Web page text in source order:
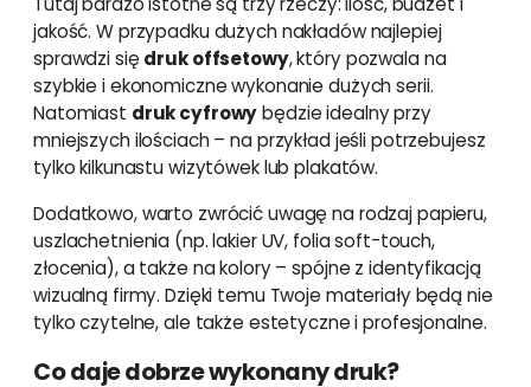
jakość. W przypadku dużych nakładów najlepiej
sprawdzi się druk offsetowy, który pozwala na
szybkie i ekonomiczne wykonanie dużych serii.
Natomiast druk cyfrowybędzie idealny przy
mniejszych ilościach – na przykład jeśli potrzebujesz
tylko kilkunastu wizytówek lub plakatów.
Dodatkowo, warto zwrócić uwagę na rodzaj papieru,
uszlachetnienia (np. lakier UV, folia soft-touch,
złocenia), a także na kolory – spójne z identyfikacją
wizualną firmy. Dzięki temu Twoje materiały będą nie
tylko czytelne, ale także estetyczne i profesjonalne.
Co daje dobrze wykonany druk?